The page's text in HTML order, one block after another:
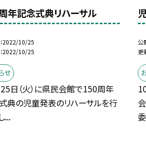
年記念式典リハーサル
2022/10/25
2022/10/25
せ
日（火）に県民会館で150周年
典の児童発表のリハーサルを行
...
公
更